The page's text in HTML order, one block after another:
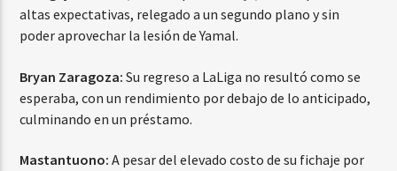
altas expectativas, relegado a un segundo plano y sin
poder aprovechar la lesión de Yamal.
Bryan Zaragoza: Su regreso a LaLiga no resultó como se
esperaba, con un rendimiento por debajo de lo anticipado,
culminando en un préstamo.
Mastantuono: A pesar del elevado costo de su fichaje por